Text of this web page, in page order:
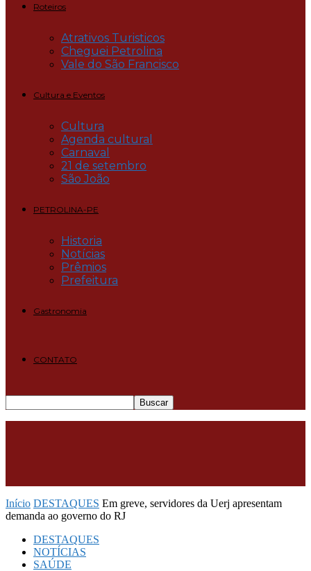
Roteiros
Atrativos Turisticos
Cheguei Petrolina
Vale do São Francisco
Cultura e Eventos
Cultura
Agenda cultural
Carnaval
21 de setembro
São João
PETROLINA-PE
Historia
Notícias
Prêmios
Prefeitura
Gastronomia
CONTATO
Início DESTAQUES Em greve, servidores da Uerj apresentam
demanda ao governo do RJ
DESTAQUES
NOTÍCIAS
SAÚDE